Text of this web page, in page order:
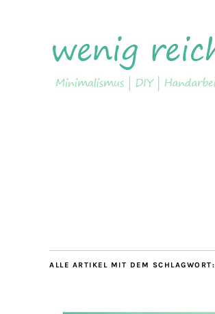
ALLE ARTIKEL MIT DEM SCHLAGWORT: